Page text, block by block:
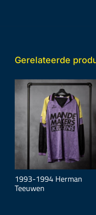
Gerelateerde
1993-1994 Herman
Teeuwen